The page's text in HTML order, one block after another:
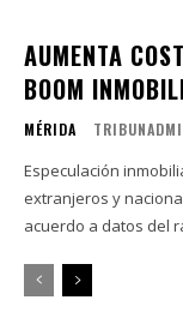
AUMENTA
BOOM
MÉRIDA
Especulación
extranjeros y